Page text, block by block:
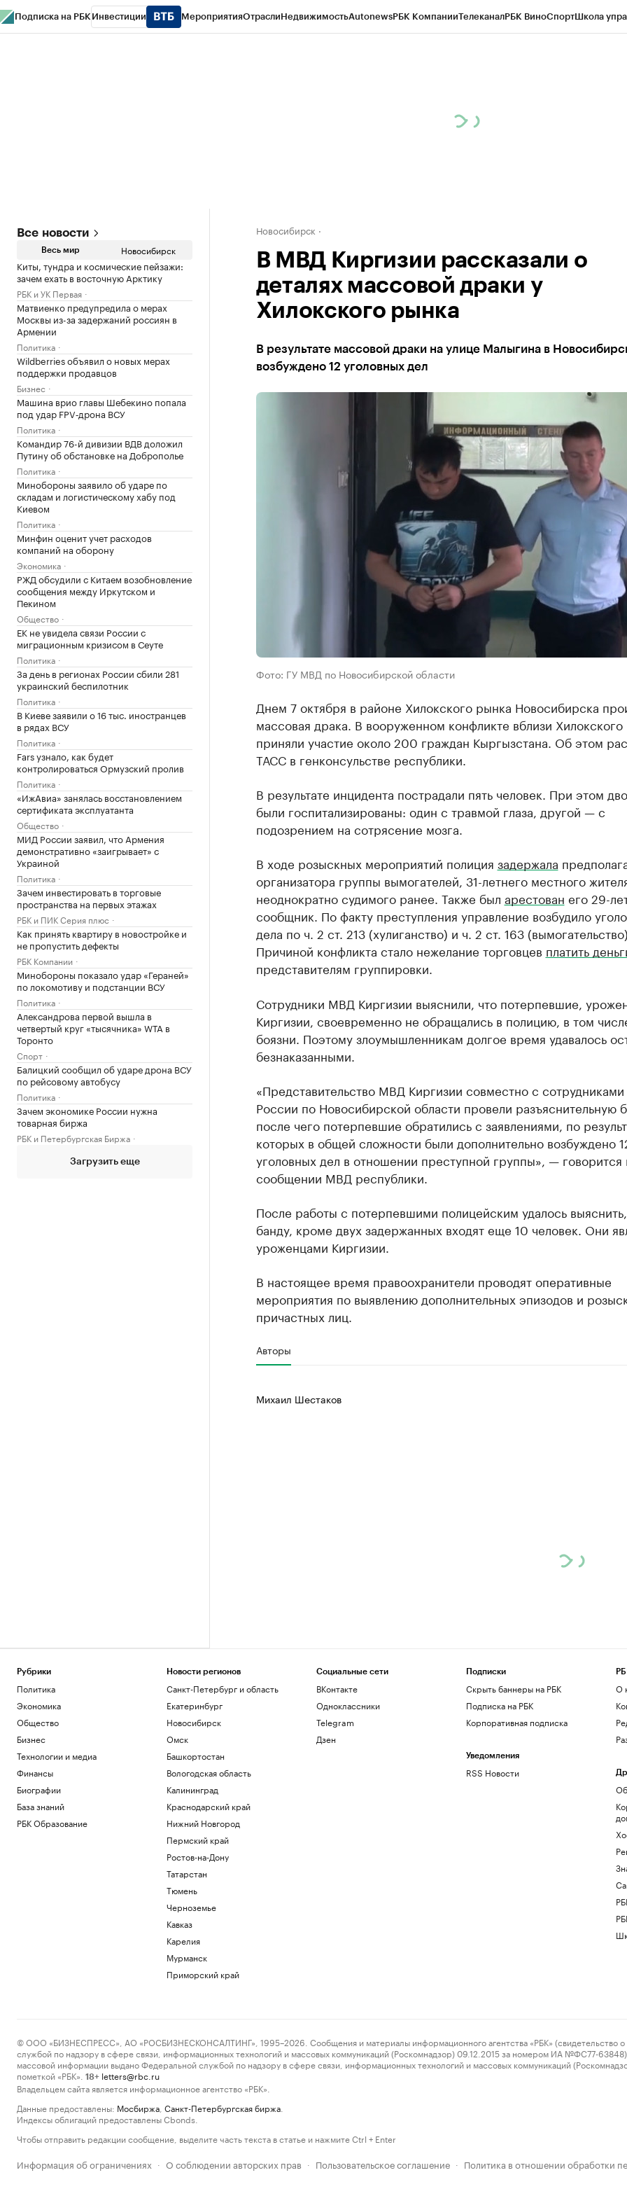
Подписка на РБК Инвестиции МероприятияОтраслиНедвижимостьAutonewsРБК КомпанииТелеканалРБК ВиноСпортШкола
Все новости
Весь мир Новосибирск
Киты, тундра и космические пейзажи:
зачем ехать в восточную Арктику
РБК и УК Первая
Матвиенко предупредила о мерах
Москвы из-за задержаний россиян в
Армении
Политика
Wildberries объявил о новых мерах
поддержки продавцов
Бизнес
Машина врио главы Шебекино попала
под удар FPV‑дрона ВСУ
Политика
Командир 76-й дивизии ВДВ доложил
Путину об обстановке на Доброполье
Политика
Минобороны заявило об ударе по
складам и логистическому хабу под
Киевом
Политика
Минфин оценит учет расходов
компаний на оборону
Экономика
РЖД обсудили с Китаем возобновление
сообщения между Иркутском и
Пекином
Общество
ЕК не увидела связи России с
миграционным кризисом в Сеуте
Политика
За день в регионах России сбили 281
украинский беспилотник
Политика
В Киеве заявили о 16 тыс. иностранцев
в рядах ВСУ
Политика
Fars узнало, как будет
контролироваться Ормузский пролив
Политика
«ИжАвиа» занялась восстановлением
сертификата эксплуатанта
Общество
МИД России заявил, что Армения
демонстративно «заигрывает» с
Украиной
Политика
Зачем инвестировать в торговые
пространства на первых этажах
РБК и ПИК Серия плюс
Как принять квартиру в новостройке и
не пропустить дефекты
РБК Компании
Минобороны показало удар «Гераней»
по локомотиву и подстанции ВСУ
Политика
Александрова первой вышла в
четвертый круг «тысячника» WTA в
Торонто
Спорт
Балицкий сообщил об ударе дрона ВСУ
по рейсовому автобусу
Политика
Зачем экономике России нужна
товарная биржа
РБК и Петербургская Биржа
Загрузить еще
Новосибирск
В МВД Киргизии рассказали о
деталях массовой драки у
Хилокского рынка
В результате массовой драки на улице Малыгина в
возбуждено 12 уголовных дел
Фото: ГУ МВД по Новосибирской области
Днем 7 октября в районе Хилокского рынка Новосибирска
массовая драка. В вооруженном конфликте вблизи
приняли участие около 200 граждан Кыргызстана. Об этом
ТАСС в генконсульстве республики.
В результате инцидента пострадали пять человек. При этом
были госпитализированы: один с травмой глаза, другой — с
подозрением на сотрясение мозга.
В ходе розыскных мероприятий полиция задержала
организатора группы вымогателей, 31-летнего местного
неоднократно судимого ранее. Также был арестован его 29-
сообщник. По факту преступления управление возбудило
дела по ч. 2 ст. 213 (хулиганство) и ч. 2 ст. 163
Причиной конфликта стало нежелание торговцев платить
представителям группировки.
Сотрудники МВД Киргизии выяснили, что потерпевшие,
Киргизии, своевременно не обращались в полицию, в том
боязни. Поэтому злоумышленникам долгое время удавалось
безнаказанными.
«Представительство МВД Киргизии совместно с
России по Новосибирской области провели разъяснительную
после чего потерпевшие обратились с заявлениями, по
которых в общей сложности были дополнительно возбуждено
уголовных дел в отношении преступной группы», — говорится
сообщении МВД республики.
После работы с потерпевшими полицейским удалось
банду, кроме двух задержанных входят еще 10 человек. Они
уроженцами Киргизии.
В настоящее время правоохранители проводят оперативные
мероприятия по выявлению дополнительных эпизодов и
причастных лиц.
Авторы
Михаил Шестаков
Рубрики
Политика
Экономика
Общество
Бизнес
Технологии и медиа
Финансы
Биографии
База знаний
РБК Образование
Новости регионов
Санкт-Петербург и область
Екатеринбург
Новосибирск
Омск
Башкортостан
Вологодская область
Калининград
Краснодарский край
Нижний Новгород
Пермский край
Ростов-на-Дону
Татарстан
Тюмень
Черноземье
Кавказ
Карелия
Мурманск
Приморский край
Социальные сети
ВКонтакте
Одноклассники
Telegram
Дзен
Подписки
Скрыть баннеры на РБК
Подписка на РБК
Корпоративная подписка
Уведомления
RSS Новости
О
© ООО «БИЗНЕСПРЕСС», АО «РОСБИЗНЕСКОНСАЛТИНГ», 1995–2026. Сообщения и материалы информационного агентства «РБК» (свидетельство о
службой по надзору в сфере связи, информационных технологий и массовых коммуникаций (Роскомнадзор) 09.12.2015 за номером ИА №ФС77-63848)
массовой информации выдано Федеральной службой по надзору в сфере связи, информационных технологий и массовых коммуникаций
пометкой «РБК».
18+ letters@rbc.ru
Владельцем сайта является информационное агентство «РБК».
Данные предоставлены: Мосбиржа Санкт-Петербургская биржа
Индексы облигаций предоставлены Cbonds.
Чтобы отправить редакции сообщение, выделите часть текста в статье и нажмите Ctrl + Enter
Информация об ограничениях · О соблюдении авторских прав · Пользовательское соглашение · Политика в отношении обработки